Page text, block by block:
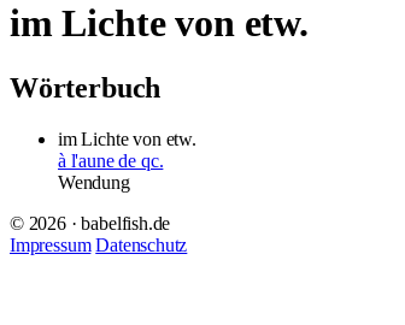
im Lichte von etw.
Wörterbuch
im Lichte von etw.
à l'aune de qc.
Wendung
© 2026 · babelfish.de
Impressum Datenschutz